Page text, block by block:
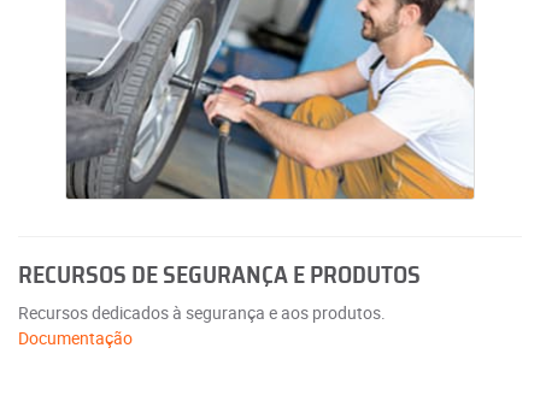
RECURSOS DE SEGURANÇA E PRODUTOS
Recursos dedicados à segurança e aos produtos.
Documentação